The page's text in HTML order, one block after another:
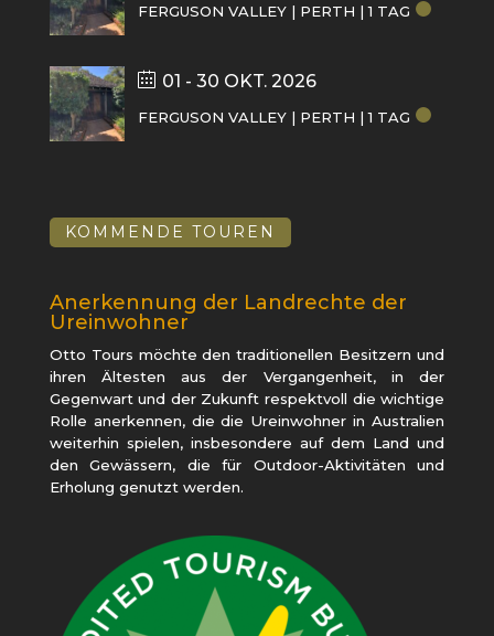
FERGUSON VALLEY | PERTH | 1 TAG
01 - 30 OKT. 2026
FERGUSON VALLEY | PERTH | 1 TAG
KOMMENDE TOUREN
Anerkennung der Landrechte der
Ureinwohner
Otto Tours möchte den traditionellen Besitzern und
ihren Ältesten aus der Vergangenheit, in der
Gegenwart und der Zukunft respektvoll die wichtige
Rolle anerkennen, die die Ureinwohner in Australien
weiterhin spielen, insbesondere auf dem Land und
den Gewässern, die für Outdoor-Aktivitäten und
Erholung genutzt werden.